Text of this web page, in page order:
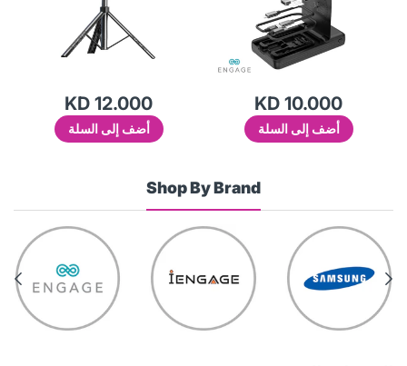
KD 10.000
أضف إلى السلة
KD 12.000
أضف إلى السلة
Shop By Brand